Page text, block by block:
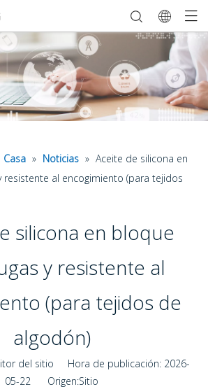
Casa » Noticias » Aceite de silicona en
resistente al encogimiento (para tejidos
silicona en bloque
y resistente al
(para tejidos de
algodón)
del sitio Hora de publicación: 2026-
05-22 Origen:Sitio